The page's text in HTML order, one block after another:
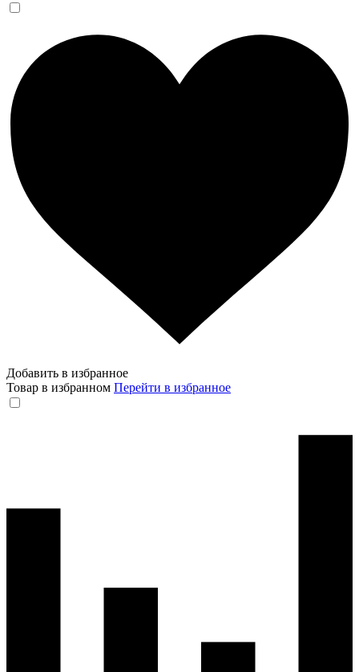
Добавить в избранное
Товар в избранном Перейти в избранное